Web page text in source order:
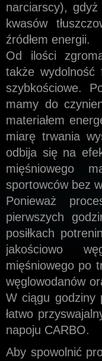
narciarscy), gdyż
kwasów
źródłem energii.
Od ilości
także wydolność
szybkościowe.
mamy do
materiałem
miarę trwania
odbija się na
mięśniowego
sportowców bez
Ponieważ
pierwszych
posiłkach
jakościowo
mięśniowego po
węglowodanów
W ciągu godziny
łatwo
napoju CARBO.
Aby spowolnić